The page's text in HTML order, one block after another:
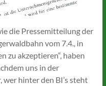
die Pressemitteilung der
vom 7.4., in
zu akzeptieren“, haben
uns in der
hinter den BI’s steht